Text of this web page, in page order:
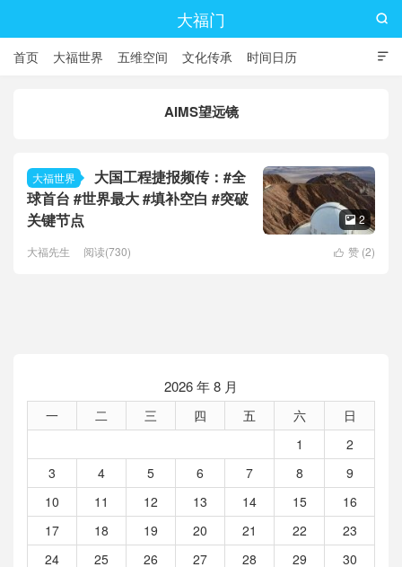
大福门

首页 大福世界 五维空间 文化传承 时间日历

AIMS望远镜
大福世界
大国工程捷报频传：#全
球首台 #世界最大 #填补空白 #突破
关键节点
 2
 赞 (2)
大福先生 阅读(730)
2026 年 8 月
一 二 三 四 五 六
日
1
2
3
4 5 6 7 8
9
10
11 12 13 14 15
16
17
18 19 20 21 22
23
24
25 26 27 28 29
30